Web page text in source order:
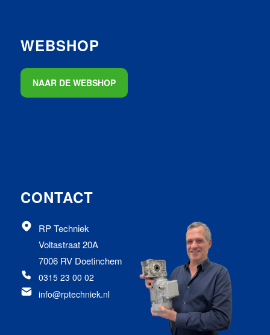
WEBSHOP
NAAR DE WEBSHOP
CONTACT
RP Techniek
Voltastraat 20A
7006 RV Doetinchem
0315 23 00 02
info@rptechniek.nl